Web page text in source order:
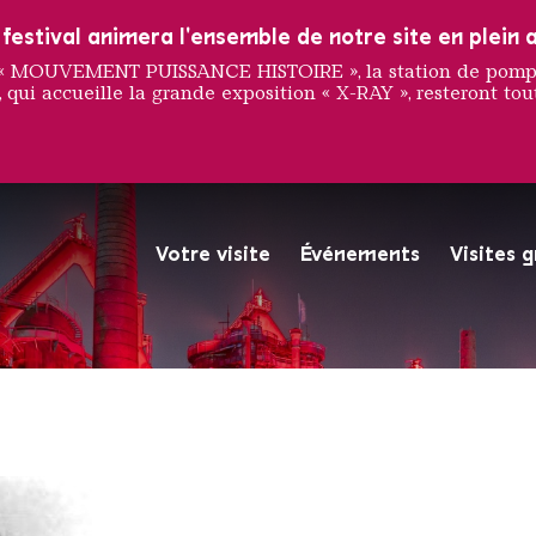
Votre visite Événements Visites
La Völklinger Hütte
Copyright: Weltkulturerbe
festival animera l'ensemble de notre site en plein
PUISSANCE HISTOIRE », la station de
qui accueille la grande exposition « X-RAY », resteront